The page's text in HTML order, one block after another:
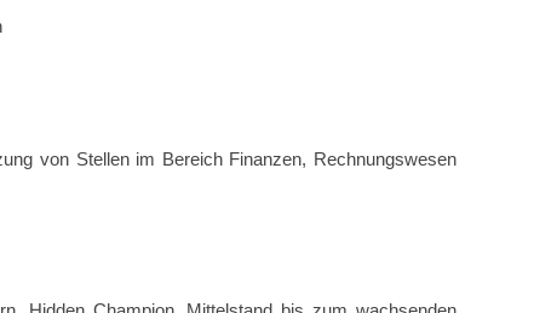
von Stellen im Bereich Finanzen, Rechnungswesen